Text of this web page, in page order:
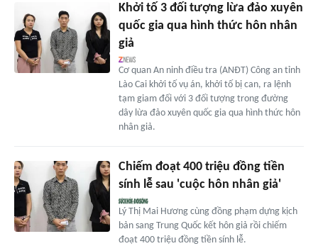
Khởi tố 3 đối tượng lừa đảo xuyên
quốc gia qua hình thức hôn nhân
giả
Cơ quan An ninh điều tra (ANĐT) Công an tỉnh
Lào Cai khởi tố vụ án, khởi tố bị can, ra lệnh
tạm giam đối với 3 đối tượng trong đường
dây lừa đảo xuyên quốc gia qua hình thức hôn
nhân giả.
Chiếm đoạt 400 triệu đồng tiền
sính lễ sau 'cuộc hôn nhân giả'
Lý Thị Mai Hương cùng đồng phạm dựng kịch
bản sang Trung Quốc kết hôn giả rồi chiếm
đoạt 400 triệu đồng tiền sính lễ.